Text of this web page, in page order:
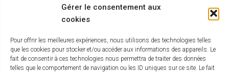
Gérer le consentement aux
cookies
Pour offrir les meilleures expériences, nous utilisons des technologies telles
que les cookies pour stocker et/ou accéder aux informations des appareils. Le
fait de consentir à ces technologies nous permettra de traiter des données
telles que le comportement de navigation ou les ID uniques sur ce site. Le fait
EXPROPRIATION
IMMOBILIER ET CONSTRUCTION
SITE POLLUÉ